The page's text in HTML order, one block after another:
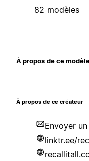
82 modèles
À propos de ce
À propos de ce créateur
Envoyer
linktr.ee/